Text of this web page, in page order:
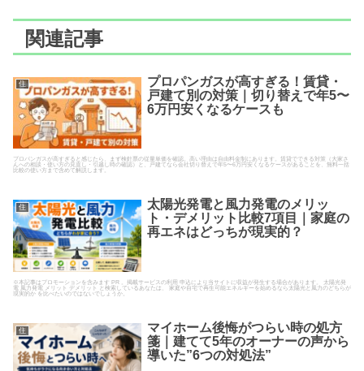
関連記事
住
プロパンガスが高すぎる！賃貸・
戸建て別の対策｜切り替えで年5〜
6万円安くなるケースも
プロパンガスが高すぎると感じたら、まず検針票の従量単価を確認。高い理由は自由料金制にあります。賃貸でできる対策（大家さ
んへの相談・使い方の見直し・引越し時の確認）と、戸建てなら会社切り替えで年5〜6万円安くなるケースがあることを、無料一括
比較の使い方まで含めて解説します。
住
太陽光発電と風力発電のメリッ
ト・デメリット比較7項目｜家庭の
再エネはどっちが現実的？
※本記事はプロモーションを含みます PR 。掲載サービスの利用 申込により当サイトに収益が発生する場合があります。 太陽光発
電 風力発電 メリット デメリット と検索しているあなたは、 家庭や自宅で再生可能エネルギーを始めるなら太陽光と風力のどちらが
現実的か を比べたいのではないでしょうか。
住
マイホーム後悔がつらい時の処方
箋｜建てて5年のオーナーの声から
導いた”6つの対処法”